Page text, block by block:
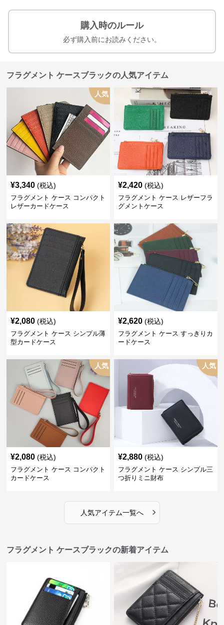
購入時のルール
必ず購入前にお読みください。
フラグメント ケースブラックの人気アイテム
人気
¥3,340 (税込)
フラグメント ケース コンパクト
レザーカードケース
¥2,420 (税込)
フラグメント ケース レザーフラ
グメントケース
¥2,080 (税込)
フラグメント ケース シンプル薄
型カードケース
¥2,620 (税込)
フラグメント ケース すっきりカ
ードケース
人気
¥2,080 (税込)
フラグメント ケース コンパクト
カードケース
人気
¥2,880 (税込)
フラグメント ケース シンプル三
つ折りミニ財布
人気アイテム一覧へ ›
フラグメント ケースブラックの新着アイテム